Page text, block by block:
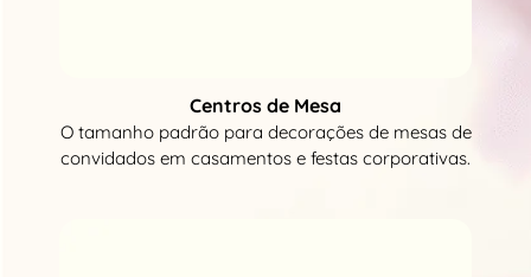
Centros de Mesa
O tamanho padrão para decorações de mesas de
convidados em casamentos e festas corporativas.